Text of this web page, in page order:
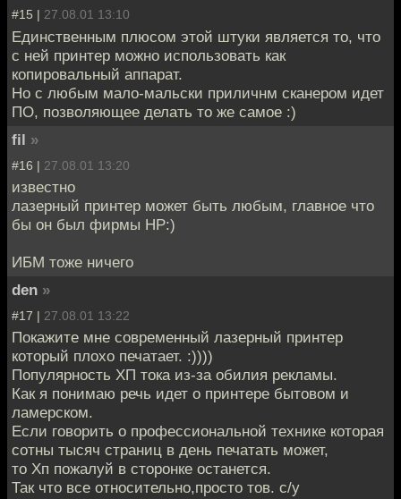
#15 | 27.08.01 13:10
Единственным плюсом этой штуки является то, что
с ней принтер можно использовать как
копировальный аппарат.
Но с любым мало-мальски приличнм сканером идет
ПО, позволяющее делать то же самое :)
fil »
#16 | 27.08.01 13:20
известно
лазерный принтер может быть любым, главное что
бы он был фирмы НР:)
ИБМ тоже ничего
den »
#17 | 27.08.01 13:22
Покажите мне современный лазерный принтер
который плохо печатает. :))))
Популярность ХП тока из-за обилия рекламы.
Как я понимаю речь идет о принтере бытовом и
ламерском.
Если говорить о профессиональной технике которая
сотны тысяч страниц в день печатать может,
то Хп пожалуй в сторонке останется.
Так что все относительно,просто тов. с/у